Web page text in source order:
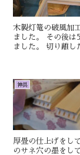
木製灯篭の破風加
ました。 その後は
ました。 切り離
神具
厚畳の仕上げをし
のサネ穴の墨をし